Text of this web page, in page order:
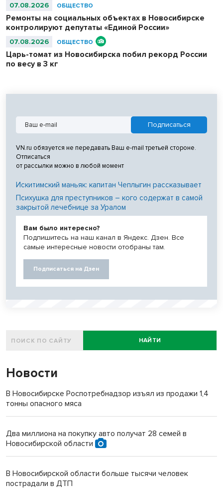
07.08.2026 ОБЩЕСТВО
Ремонты на социальных объектах в Новосибирске
контролируют депутаты «Единой России»
07.08.2026 ОБЩЕСТВО
Царь-томат из Новосибирска побил рекорд России
по весу в 3 кг
VN.ru обязуется не передавать Ваш e-mail третьей стороне.
Отписаться
от рассылки можно в любой момент
Искитимский маньяк: капитан Чеплыгин рассказывает
Психушка для преступников – кого содержат в самой
закрытой лечебнице за Уралом
Вам было интересно?
Подпишитесь на наш канал в Яндекс. Дзен. Все
самые интересные новости отобраны там.
Подписаться на Дзен
НАЙТИ
Новости
В Новосибирске Роспотребнадзор изъял из продажи 1,4
тонны опасного мяса
Два миллиона на покупку авто получат 28 семей в
Новосибирской области
В Новосибирской области больше тысячи человек
пострадали в ДТП